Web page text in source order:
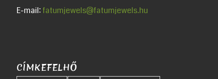
E-mail: fatumjewels@fatumjewels.hu
CÍMKEFELHŐ